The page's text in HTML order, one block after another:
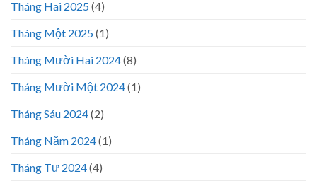
Tháng Hai 2025(4)
Tháng Một 2025(1)
Tháng Mười Hai 2024(8)
Tháng Mười Một 2024(1)
Tháng Sáu 2024(2)
Tháng Năm 2024(1)
Tháng Tư 2024(4)